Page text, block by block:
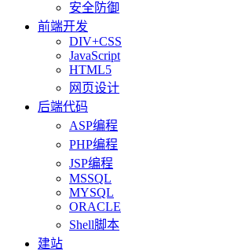
安全防御
前端开发
DIV+CSS
JavaScript
HTML5
网页设计
后端代码
ASP编程
PHP编程
JSP编程
MSSQL
MYSQL
ORACLE
Shell脚本
建站